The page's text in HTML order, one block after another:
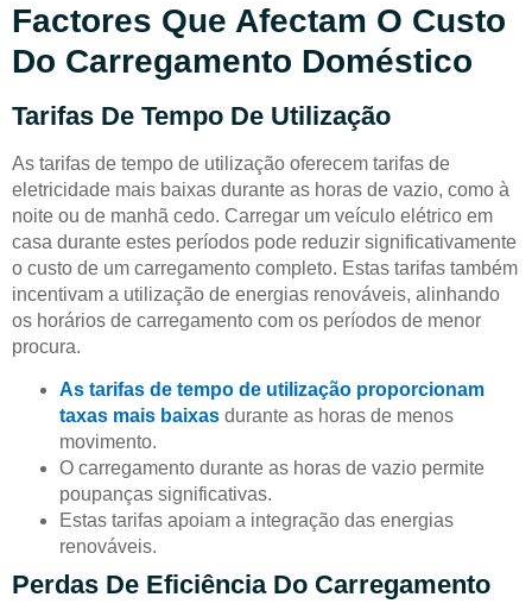
Factores Que Afectam O Custo
Do Carregamento Doméstico
Tarifas De Tempo De Utilização
As tarifas de tempo de utilização oferecem tarifas de
eletricidade mais baixas durante as horas de vazio, como à
noite ou de manhã cedo. Carregar um veículo elétrico em
casa durante estes períodos pode reduzir significativamente
o custo de um carregamento completo. Estas tarifas também
incentivam a utilização de energias renováveis, alinhando
os horários de carregamento com os períodos de menor
procura.
As tarifas de tempo de utilização proporcionam
taxas mais baixas durante as horas de menos
movimento.
O carregamento durante as horas de vazio permite
poupanças significativas.
Estas tarifas apoiam a integração das energias
renováveis.
Perdas De Eficiência Do Carregamento